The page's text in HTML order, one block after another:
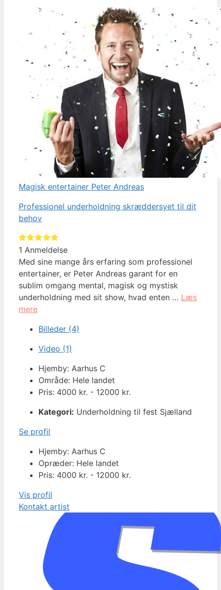
Magisk entertainer Peter Andreas
Professionel underholdning skræddersyet til dit
behov
1 Anmeldelse
Med sine mange års erfaring som professionel
entertainer, er Peter Andreas garant for en
sublim omgang mental, magisk og mystisk
underholdning med sit show, hvad enten … Læs
mere
Billeder (4)
Video (1)
Hjemby: Aarhus C
Område: Hele landet
Pris: 4000 kr. - 12000 kr.
Kategori: Underholdning til fest Sjælland
Se profil
Hjemby: Aarhus C
Opræder: Hele landet
Pris: 4000 kr. - 12000 kr.
Vis profil
Kontakt artist